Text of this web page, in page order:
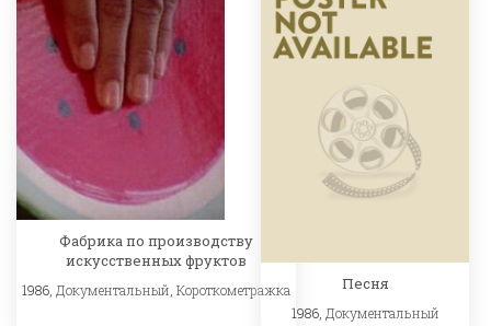
Фабрика по производству
искусственных фруктов
1986, Документальный Короткометражка Песня
1986, Документальный